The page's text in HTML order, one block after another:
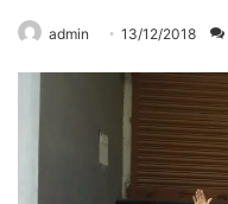
admin 13/12/2018